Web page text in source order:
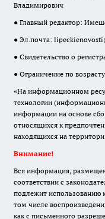
Владимирович
● Главный редактор:
● Эл.почта:
● Свидетельство о
● Ограничение по
«На информационном
технологии
информации на основе
относящихся к
находящихся на
Внимание!
Вся информация,
соответствии с
подлежит использованию
том числе
как с письменного